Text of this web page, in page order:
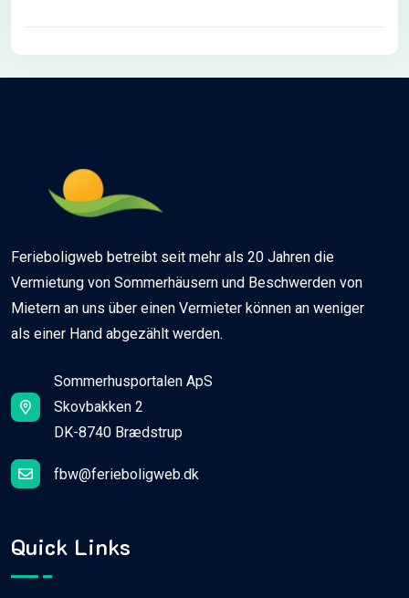
Ferieboligweb betreibt seit mehr als 20 Jahren die
Vermietung von Sommerhäusern und Beschwerden von
Mietern an uns über einen Vermieter können an weniger
als einer Hand abgezählt werden.
Sommerhusportalen ApS
Skovbakken 2
DK-8740 Brædstrup
fbw@ferieboligweb.dk
Quick Links